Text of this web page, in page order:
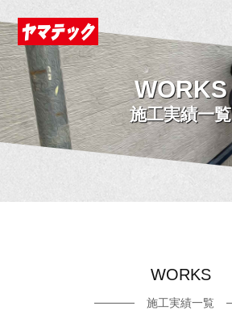
WORKS
施工実績一覧
WORKS
施工実績一覧